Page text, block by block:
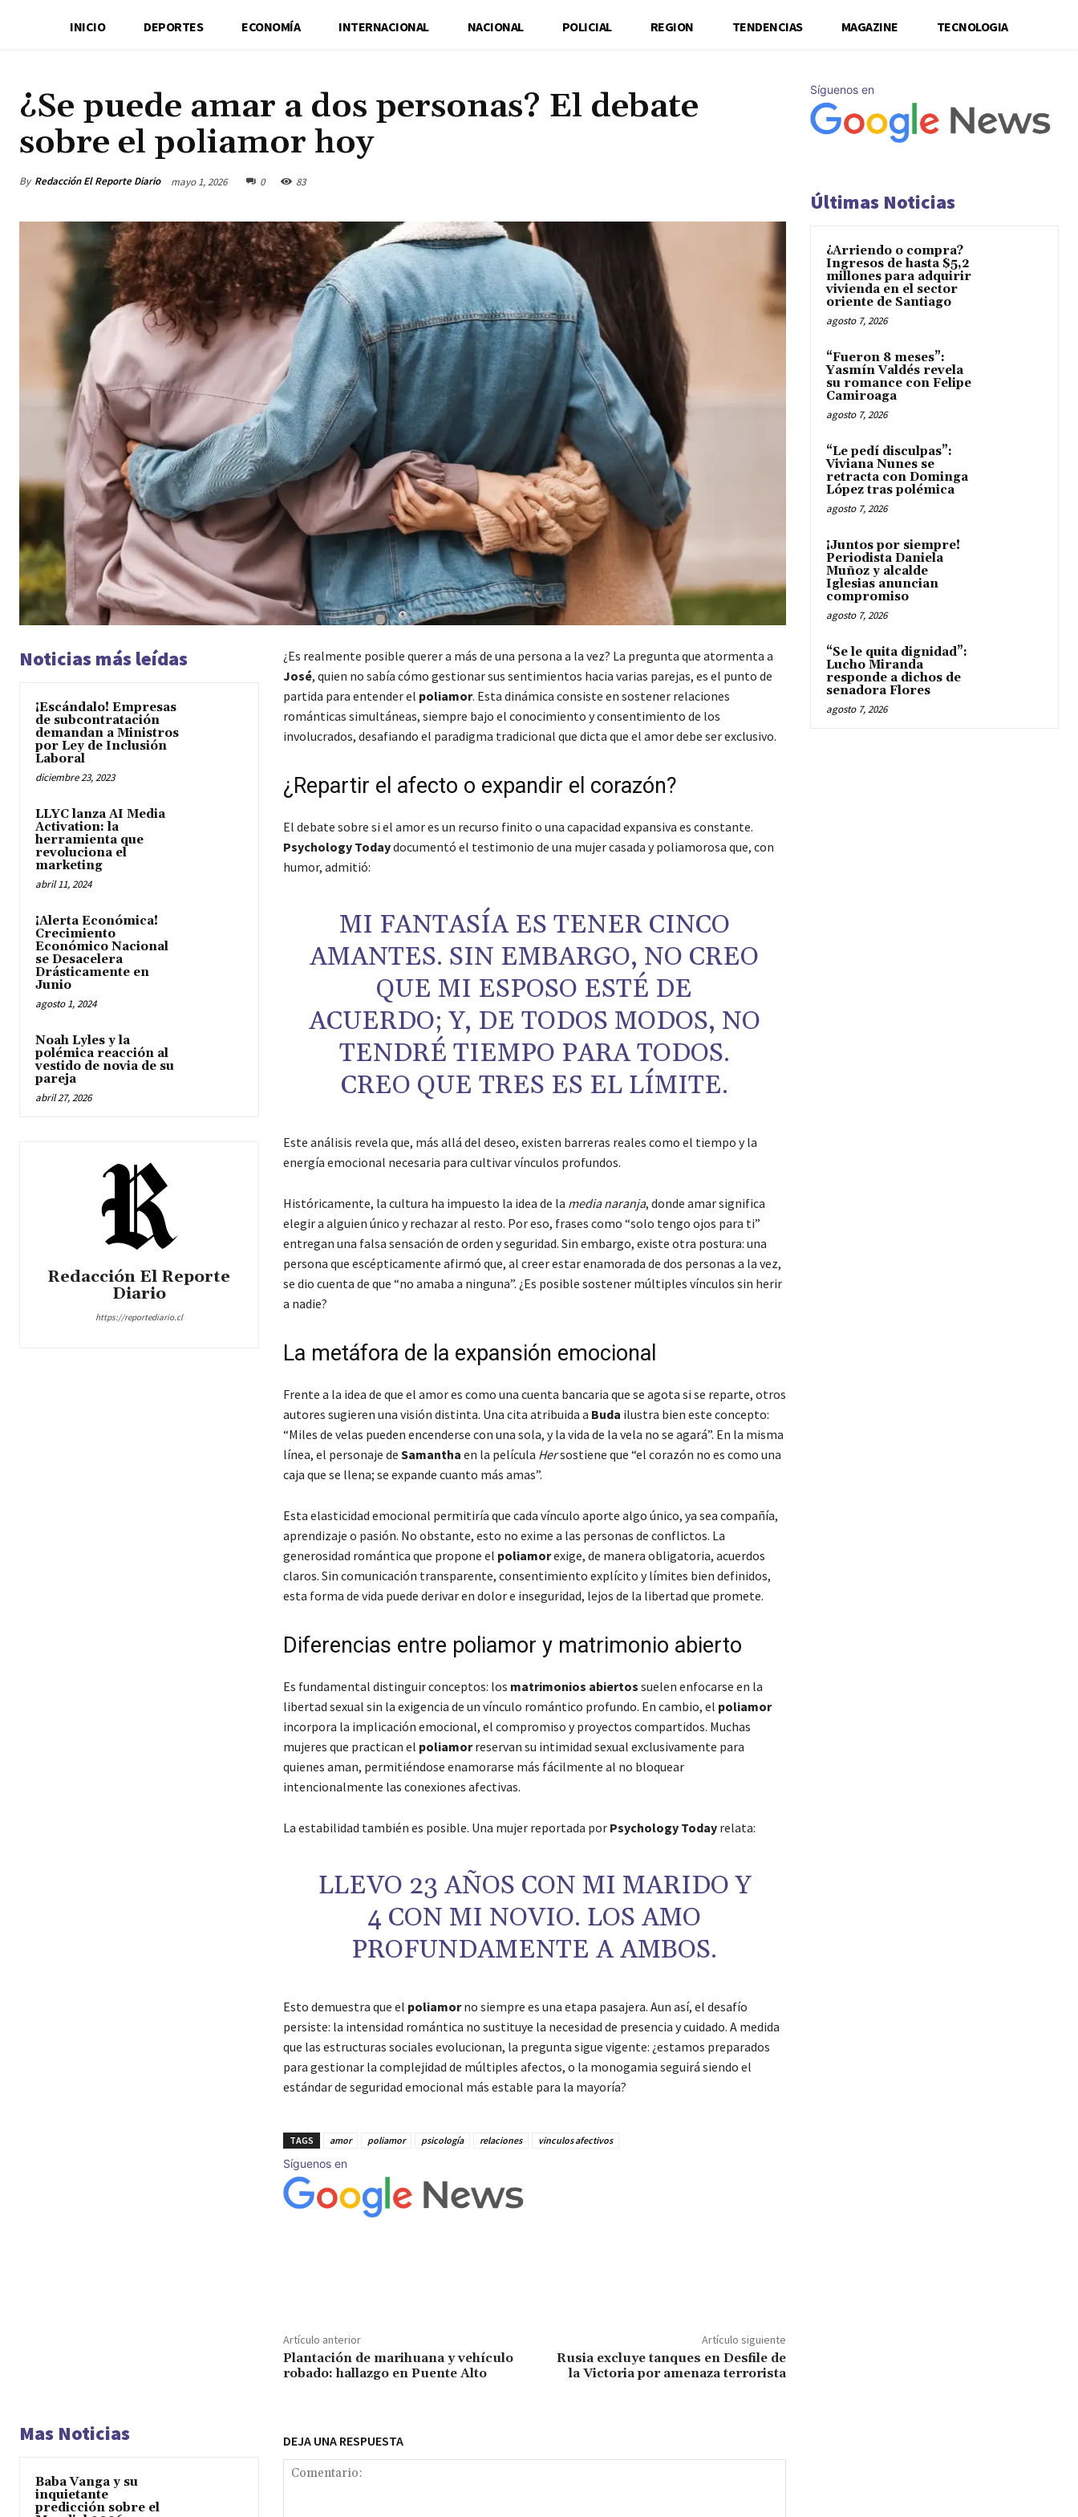
INICIO DEPORTES ECONOMÍA INTERNACIONAL NACIONAL POLICIAL REGION TENDENCIAS MAGAZINE TECNOLOGIA
¿Se puede amar a dos personas? El debate
sobre el poliamor hoy
By Redacción El Reporte Diario mayo 1, 2026 0 83
Noticias más leídas
¡Escándalo! Empresas
de subcontratación
demandan a Ministros
por Ley de Inclusión
Laboral
diciembre 23, 2023
LLYC lanza AI Media
Activation: la
herramienta que
revoluciona el
marketing
abril 11, 2024
¡Alerta Económica!
Crecimiento
Económico Nacional
se Desacelera
Drásticamente en
Junio
agosto 1, 2024
Noah Lyles y la
polémica reacción al
vestido de novia de su
pareja
abril 27, 2026
Redacción El Reporte
Diario
https://reportediario.cl
¿Es realmente posible querer a más de una persona a la vez? La pregunta que atormenta a
José, quien no sabía cómo gestionar sus sentimientos hacia varias parejas, es el punto de
partida para entender el poliamor. Esta dinámica consiste en sostener relaciones
románticas simultáneas, siempre bajo el conocimiento y consentimiento de los
involucrados, desafiando el paradigma tradicional que dicta que el amor debe ser exclusivo.
¿Repartir el afecto o expandir el corazón?
El debate sobre si el amor es un recurso finito o una capacidad expansiva es constante.
Psychology Todaydocumentó el testimonio de una mujer casada y poliamorosa que, con
humor, admitió:
MI FANTASÍA ES TENER CINCO
AMANTES. SIN EMBARGO, NO CREO
QUE MI ESPOSO ESTÉ DE
ACUERDO; Y, DE TODOS MODOS, NO
TENDRÉ TIEMPO PARA TODOS.
CREO QUE TRES ES EL LÍMITE.
Este análisis revela que, más allá del deseo, existen barreras reales como el tiempo y la
energía emocional necesaria para cultivar vínculos profundos.
Históricamente, la cultura ha impuesto la idea de la media naranja, donde amar significa
elegir a alguien único y rechazar al resto. Por eso, frases como “solo tengo ojos para ti”
entregan una falsa sensación de orden y seguridad. Sin embargo, existe otra postura: una
persona que escépticamente afirmó que, al creer estar enamorada de dos personas a la vez,
se dio cuenta de que “no amaba a ninguna”. ¿Es posible sostener múltiples vínculos sin herir
a nadie?
La metáfora de la expansión emocional
Frente a la idea de que el amor es como una cuenta bancaria que se agota si se reparte, otros
autores sugieren una visión distinta. Una cita atribuida a Buda ilustra bien este concepto:
“Miles de velas pueden encenderse con una sola, y la vida de la vela no se agará”. En la misma
línea, el personaje de Samantha en la película Hersostiene que “el corazón no es como una
caja que se llena; se expande cuanto más amas”.
Esta elasticidad emocional permitiría que cada vínculo aporte algo único, ya sea compañía,
aprendizaje o pasión. No obstante, esto no exime a las personas de conflictos. La
generosidad romántica que propone el poliamorexige, de manera obligatoria, acuerdos
claros. Sin comunicación transparente, consentimiento explícito y límites bien definidos,
esta forma de vida puede derivar en dolor e inseguridad, lejos de la libertad que promete.
Diferencias entre poliamor y matrimonio abierto
Es fundamental distinguir conceptos: los matrimonios abiertos suelen enfocarse en la
libertad sexual sin la exigencia de un vínculo romántico profundo. En cambio, el poliamor
incorpora la implicación emocional, el compromiso y proyectos compartidos. Muchas
mujeres que practican el poliamorreservan su intimidad sexual exclusivamente para
quienes aman, permitiéndose enamorarse más fácilmente al no bloquear
intencionalmente las conexiones afectivas.
La estabilidad también es posible. Una mujer reportada por Psychology Todayrelata:
LLEVO 23 AÑOS CON MI MARIDO Y
4 CON MI NOVIO. LOS AMO
PROFUNDAMENTE A AMBOS.
Esto demuestra que el poliamorno siempre es una etapa pasajera. Aun así, el desafío
persiste: la intensidad romántica no sustituye la necesidad de presencia y cuidado. A medida
que las estructuras sociales evolucionan, la pregunta sigue vigente: ¿estamos preparados
para gestionar la complejidad de múltiples afectos, o la monogamia seguirá siendo el
estándar de seguridad emocional más estable para la mayoría?
TAGS amor poliamor psicología relaciones vinculos afectivos
Síguenos en
Artículo anterior
Plantación de marihuana y vehículo
robado: hallazgo en Puente Alto
Artículo siguiente
Rusia excluye tanques en Desfile de
la Victoria por amenaza terrorista
Mas Noticias
Baba Vanga y su
inquietante
predicción sobre el
DEJA UNA RESPUESTA
Síguenos en
Últimas Noticias
¿Arriendo o compra?
Ingresos de hasta $5,2
millones para adquirir
vivienda en el sector
oriente de Santiago
agosto 7, 2026
“Fueron 8 meses”:
Yasmín Valdés revela
su romance con Felipe
Camiroaga
agosto 7, 2026
“Le pedí disculpas”:
Viviana Nunes se
retracta con Dominga
López tras polémica
agosto 7, 2026
¡Juntos por siempre!
Periodista Daniela
Muñoz y alcalde
Iglesias anuncian
compromiso
agosto 7, 2026
“Se le quita dignidad”:
Lucho Miranda
responde a dichos de
senadora Flores
agosto 7, 2026